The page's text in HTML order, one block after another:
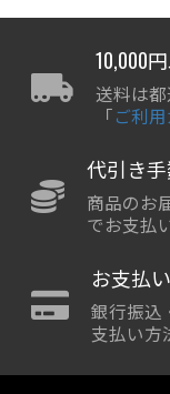
10,000
送料は
「ご利
代引き
商品のお
でお支払
お支払
銀行振込
支払い方